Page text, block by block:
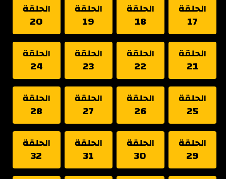
الحلقة
17
الحلقة
18
الحلقة
19
الحلقة
20
الحلقة
21
الحلقة
22
الحلقة
23
الحلقة
24
الحلقة
25
الحلقة
26
الحلقة
27
الحلقة
28
الحلقة
29
الحلقة
30
الحلقة
31
الحلقة
32